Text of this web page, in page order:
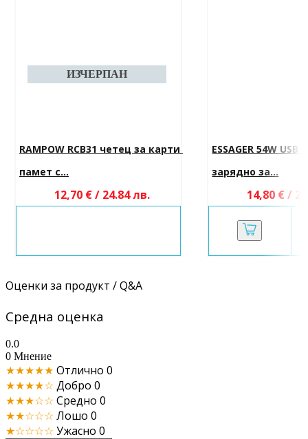
RAMPOW RCB31 четец за карти
памет с...
12,70 € / 24.84 лв.
ESSAGER 54W
зарядно за...
14,80 € /
Оценки за продукт / Q&A
Средна оценка
0.0
0 Мнение
★★★★★ Отлично 0
★★★★☆ Добро 0
★★★☆☆ Средно 0
★★☆☆☆ Лошо 0
★☆☆☆☆ Ужасно 0